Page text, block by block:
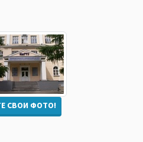
СВОИ ФОТО!